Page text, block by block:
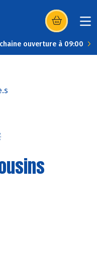
(s’ouvre dans
ouverture à 09:00